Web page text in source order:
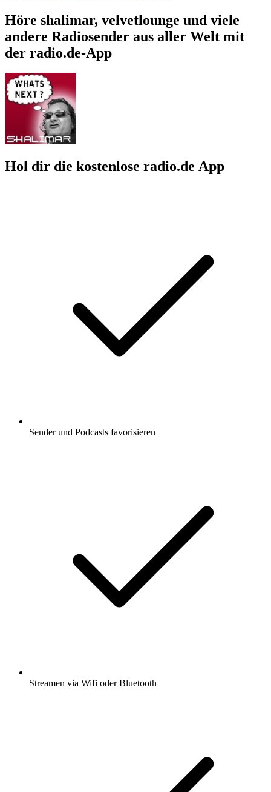
Höre shalimar, velvetlounge und viele
andere Radiosender aus aller Welt mit
der radio.de-App
Hol dir die kostenlose radio.de App
Sender und Podcasts favorisieren
Streamen via Wifi oder Bluetooth